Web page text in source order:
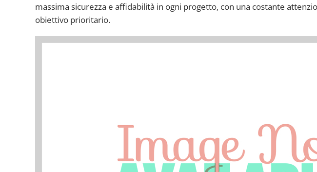
massima sicurezza e affidabilità in ogni progetto, con una costante
obiettivo prioritario.